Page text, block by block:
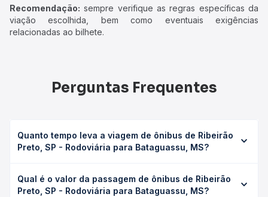
Recomendação: sempre verifique as regras específicas da
viação escolhida, bem como eventuais exigências
relacionadas ao bilhete.
Perguntas Frequentes
Quanto tempo leva a viagem de ônibus de Ribeirão
Preto, SP - Rodoviária para Bataguassu, MS?
para Bataguassu, MS leva em média 11h 35min, podendo
variar conforme a viação, o tipo de serviço (convencional,
Qual é o valor da passagem de ônibus de Ribeirão
Preto, SP - Rodoviária para Bataguassu, MS?